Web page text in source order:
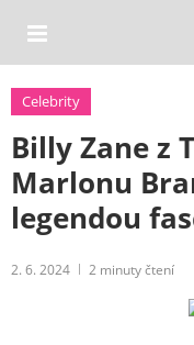
Celebrity
Billy Zane z
Marlonu
legendou
2. 6. 2024 2 minuty čtení